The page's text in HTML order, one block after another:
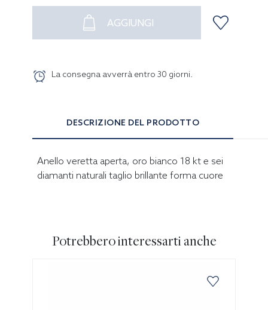
AGGIUNGI
La consegna avverrà entro 30 giorni.
DESCRIZIONE DEL PRODOTTO
Anello veretta aperta, oro bianco 18 kt e sei
diamanti naturali taglio brillante forma cuore
Potrebbero interessarti anche